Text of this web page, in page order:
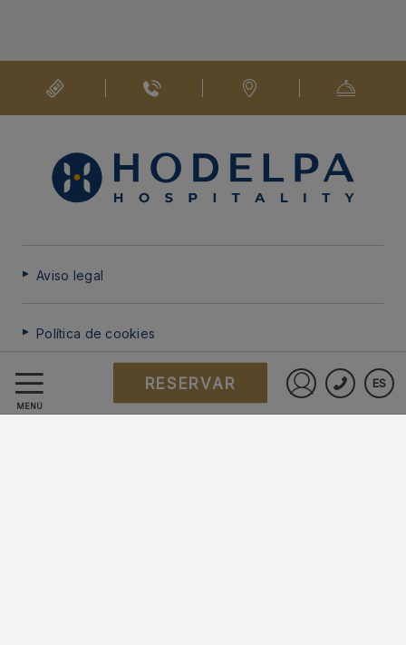
MENÚ
ES
RESERVAR
Aviso legal
Política de cookies
Preguntas frecuentes